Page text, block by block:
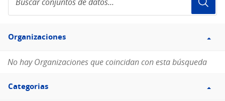
conjuntos
de
Filtro
Organizaciones
Organizaciones
No hay Organizaciones que coincidan con esta búsqueda
Filtro
Categorias
Categorias